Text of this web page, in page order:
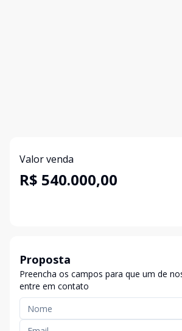
Valor venda
R$ 540.000,00
Proposta
Preencha os campos para que um de
entre em contato